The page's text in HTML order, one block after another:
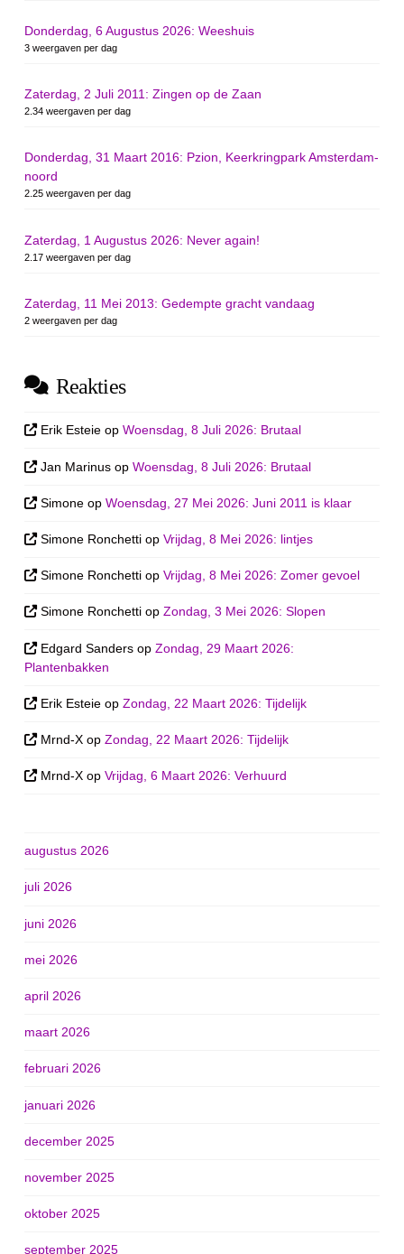
Donderdag, 6 Augustus 2026: Weeshuis
3 weergaven per dag
Zaterdag, 2 Juli 2011: Zingen op de Zaan
2.34 weergaven per dag
Donderdag, 31 Maart 2016: Pzion, Keerkringpark Amsterdam-
noord
2.25 weergaven per dag
Zaterdag, 1 Augustus 2026: Never again!
2.17 weergaven per dag
Zaterdag, 11 Mei 2013: Gedempte gracht vandaag
2 weergaven per dag
Reakties
Erik Esteie opWoensdag, 8 Juli 2026: Brutaal
Jan Marinus opWoensdag, 8 Juli 2026: Brutaal
Simone opWoensdag, 27 Mei 2026: Juni 2011 is klaar
Simone Ronchetti opVrijdag, 8 Mei 2026: lintjes
Simone Ronchetti opVrijdag, 8 Mei 2026: Zomer gevoel
Simone Ronchetti opZondag, 3 Mei 2026: Slopen
Edgard Sanders opZondag, 29 Maart 2026:
Plantenbakken
Erik Esteie opZondag, 22 Maart 2026: Tijdelijk
Mrnd-X opZondag, 22 Maart 2026: Tijdelijk
Mrnd-X opVrijdag, 6 Maart 2026: Verhuurd
augustus 2026
juli 2026
juni 2026
mei 2026
april 2026
maart 2026
februari 2026
januari 2026
december 2025
november 2025
oktober 2025
september 2025